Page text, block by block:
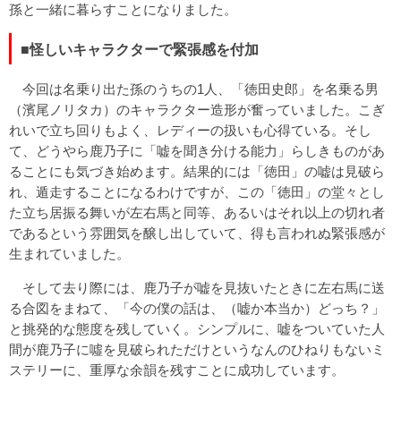
孫と一緒に暮らすことになりました。
■怪しいキャラクターで緊張感を付加
今回は名乗り出た孫のうちの1人、「徳田史郎」を名乗る男
（濱尾ノリタカ）のキャラクター造形が奮っていました。こぎ
れいで立ち回りもよく、レディーの扱いも心得ている。そし
て、どうやら鹿乃子に「嘘を聞き分ける能力」らしきものがあ
ることにも気づき始めます。結果的には「徳田」の嘘は見破ら
れ、遁走することになるわけですが、この「徳田」の堂々とし
た立ち居振る舞いが左右馬と同等、あるいはそれ以上の切れ者
であるという雰囲気を醸し出していて、得も言われぬ緊張感が
生まれていました。
そして去り際には、鹿乃子が嘘を見抜いたときに左右馬に送
る合図をまねて、「今の僕の話は、（嘘か本当か）どっち？」
と挑発的な態度を残していく。シンプルに、嘘をついていた人
間が鹿乃子に噓を見破られただけというなんのひねりもないミ
ステリーに、重厚な余韻を残すことに成功しています。